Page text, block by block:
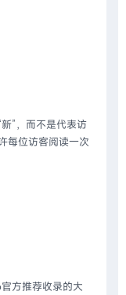
”，而不是代表访
每位访客阅读一次
方推荐收录的大